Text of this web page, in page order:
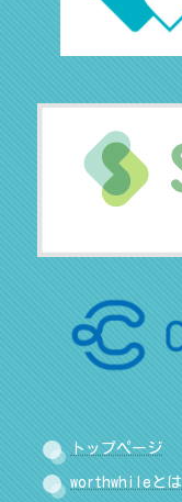
トップページ
worthwhileとは